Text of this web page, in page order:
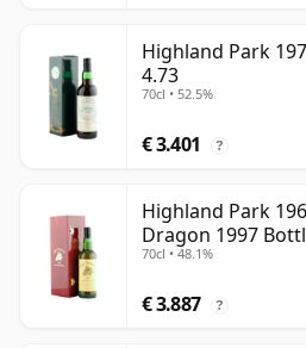
Highland Park
4.73
70cl • 52.5%
€ 3.401 ?
Highland Park
Dragon 1997
70cl • 48.1%
€ 3.887 ?